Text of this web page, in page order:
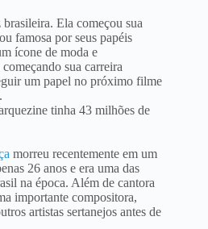
brasileira. Ela começou sua
famosa por seus papéis
ícone de moda e
sua carreira
um papel no próximo filme
tinha 43 milhões de
morreu recentemente em um
26 anos e era uma das
na época. Além de cantora
importante compositora,
artistas sertanejos antes de